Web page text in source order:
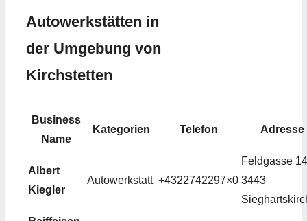
Autowerkstätten in
der Umgebung von
Kirchstetten
Business
Name
Kategorien Telefon Adresse
Albert
Kiegler
Autowerkstatt +4322742297×0
Feldgasse
3443